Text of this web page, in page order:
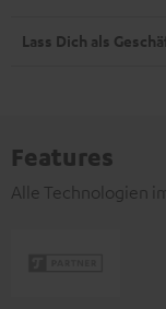
Lass Dich als
Features
Alle Technologien